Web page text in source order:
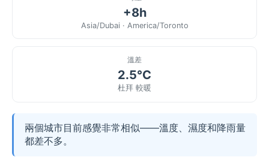
+8h
Asia/Dubai · America/Toronto
溫差
2.5°C
杜拜 較暖
兩個城市目前感覺非常相似——溫度、濕度和降雨量
都差不多。